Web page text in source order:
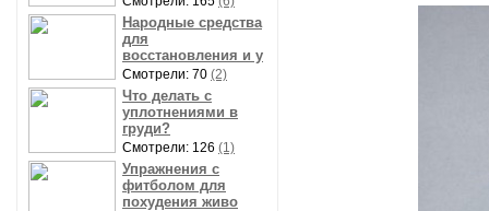
Народные средства
для
восстановления и у
Смотрели: 70 (2)
Что делать с
уплотнениями в
груди?
Смотрели: 126 (1)
Упражнения с
фитболом для
похудения живо